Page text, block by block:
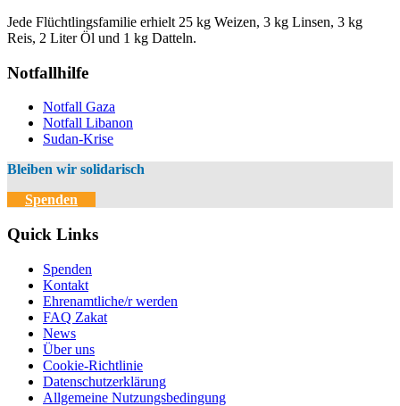
Jede Flüchtlingsfamilie erhielt 25 kg Weizen, 3 kg Linsen, 3 kg
Reis, 2 Liter Öl und 1 kg Datteln.
Notfallhilfe
Notfall Gaza
Notfall Libanon
Sudan-Krise
Bleiben wir solidarisch
Spenden
Quick Links
Spenden
Kontakt
Ehrenamtliche/r werden
FAQ Zakat
News
Über uns
Cookie-Richtlinie
Datenschutzerklärung
Allgemeine Nutzungsbedingung